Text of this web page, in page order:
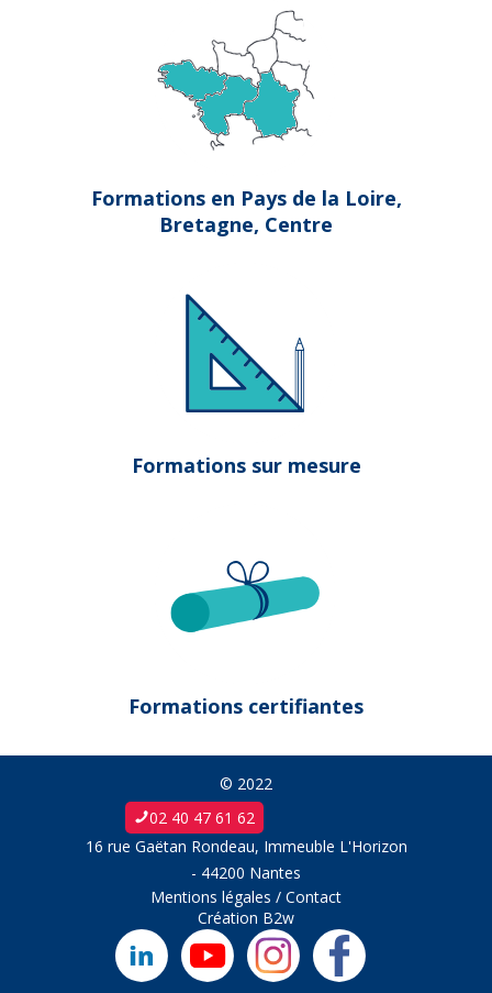
Formations en Pays de la Loire,
Bretagne, Centre
Formations sur mesure
Formations certifiantes
© 2022
02 40 47 61 62
16 rue Gaëtan Rondeau, Immeuble L'Horizon
- 44200 Nantes
Mentions légales / Contact
Création B2w